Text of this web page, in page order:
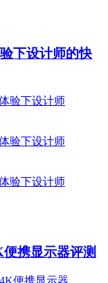
下设计师的快
携显示器评测